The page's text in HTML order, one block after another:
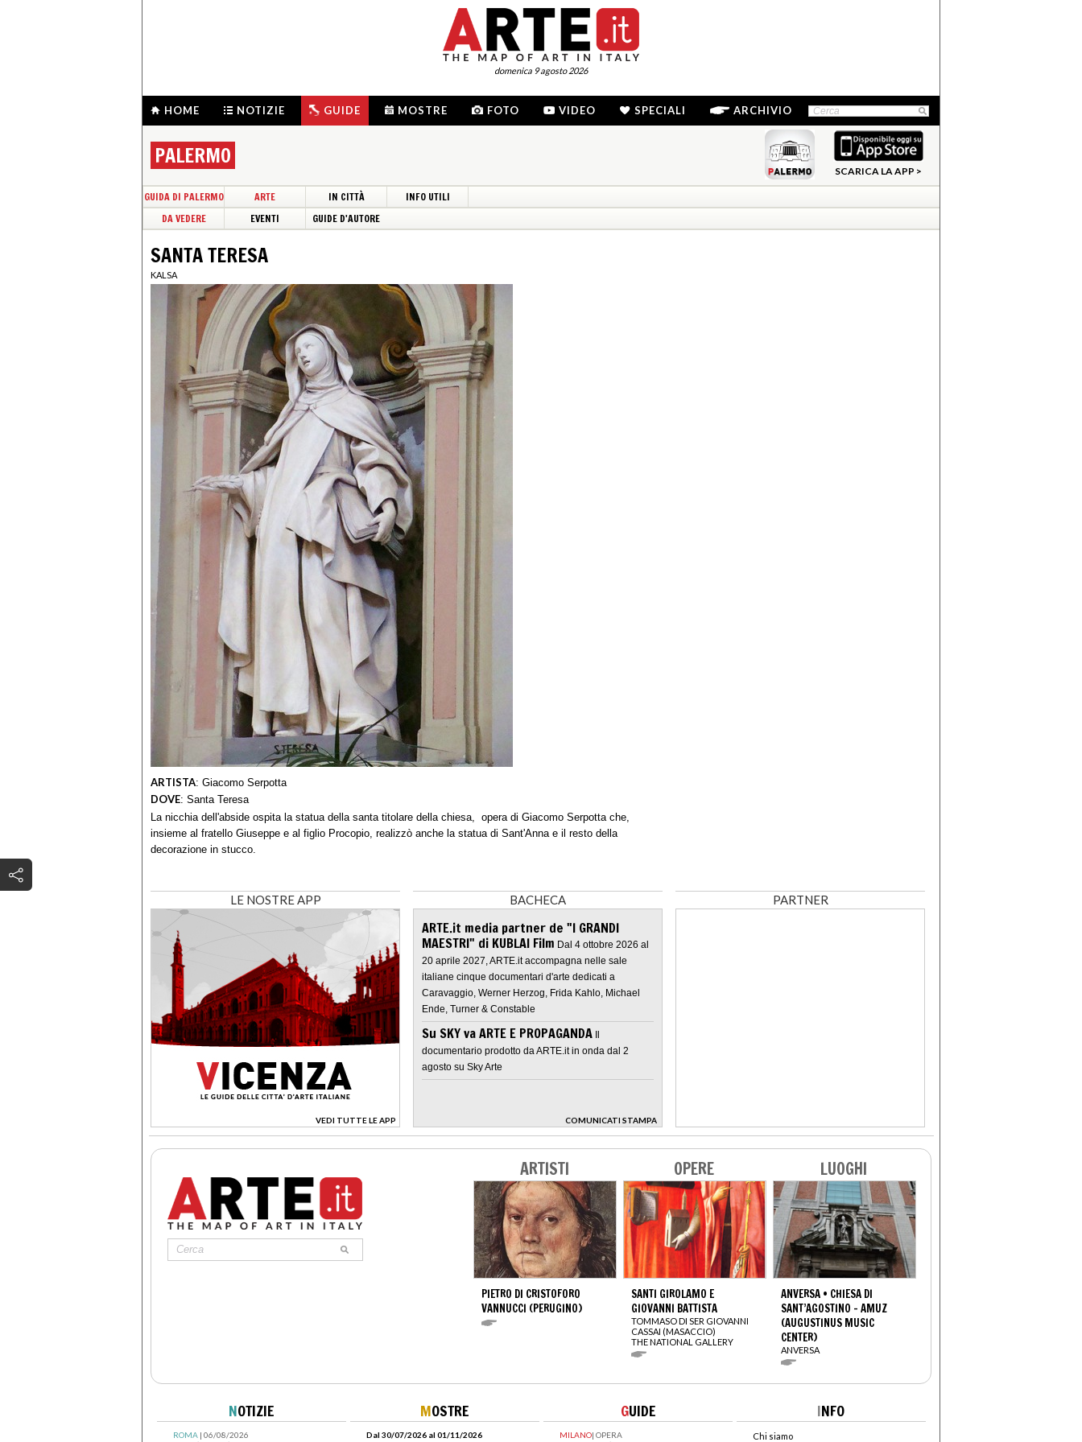
domenica 9 agosto 2026
HOME NOTIZIE GUIDE MOSTRE FOTO VIDEO SPECIALI ARCHIVIO
PALERMO
SCARICA LA APP >
GUIDA DI PALERMO ARTE IN CITTÀ
INFO UTILI
DA VEDERE
EVENTI GUIDE D'AUTORE
SANTA TERESA
KALSA
ARTISTA: Giacomo Serpotta
DOVE: Santa Teresa
La nicchia dell'abside ospita la statua della santa titolare della chiesa, opera di Giacomo Serpotta che,
insieme al fratello Giuseppe e al figlio Procopio, realizzò anche la statua di Sant'Anna e il resto della
decorazione in stucco.
LE NOSTRE APP
VEDI TUTTE LE APP
>
BACHECA
ARTE.it media partner de "I GRANDI
MAESTRI" di KUBLAI Film Dal 4 ottobre 2026 al
20 aprile 2027, ARTE.it accompagna nelle sale
italiane cinque documentari d'arte dedicati a
Caravaggio, Werner Herzog, Frida Kahlo, Michael
Ende, Turner & Constable
Su SKY va ARTE E PROPAGANDA Il
documentario prodotto da ARTE.it in onda dal 2
agosto su Sky Arte
COMUNICATI STAMPA
>
PARTNER
ARTISTI
PIETRO DI CRISTOFORO
VANNUCCI (PERUGINO)
OPERE
SANTI GIROLAMO E
GIOVANNI BATTISTA
TOMMASO DI SER GIOVANNI
CASSAI (MASACCIO)
THE NATIONAL GALLERY
LUOGHI
ANVERSA • CHIESA DI
SANT’AGOSTINO - AMUZ
(AUGUSTINUS MUSIC
CENTER)
ANVERSA
NOTIZIE
ROMA| 06/08/2026
MOSTRE
Dal 30/07/2026 al 01/11/2026
GUIDE
MILANO| OPERA
INFO
Chi siamo